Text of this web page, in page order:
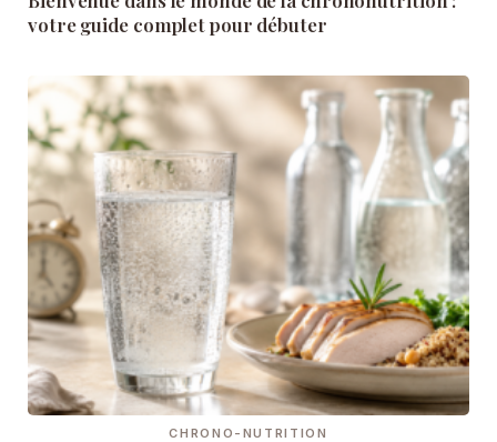
votre guide complet pour débuter
CHRONO-NUTRITION